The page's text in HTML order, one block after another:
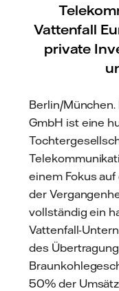
Vattenfall
private
Berlin/
GmbH ist eine
einem Fokus
der
vollständig ein
Vattenfall-
des
50% der